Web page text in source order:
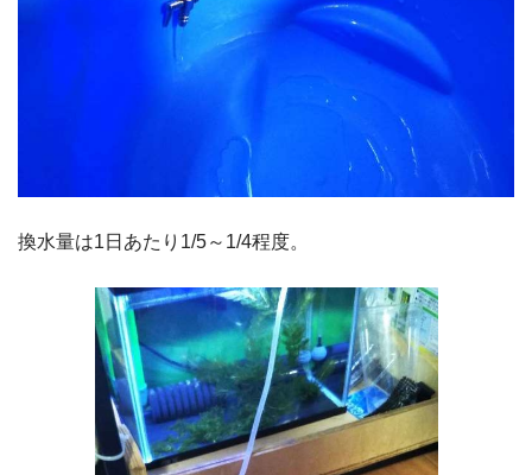
換水量は1日あたり1/5～1/4程度。